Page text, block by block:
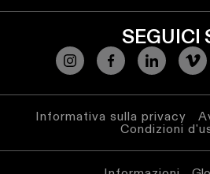
SEGUICI
Informativa sulla privacy
Condizioni